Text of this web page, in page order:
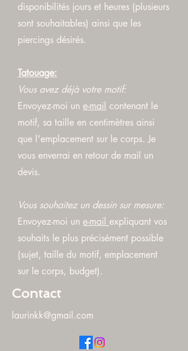
disponibilités jours et heures (plusieurs
sont souhaitables) ainsi que les
piercings désirés.
Tatouage:
Vous avez déjà votre motif:
Envoyez-moi un e-mail contenant le
motif, sa taille en centimètres ainsi
que l'emplacement sur le corps. Je
vous enverrai en retour de mail un
devis.
Vous souhaitez un dessin sur mesure:
Envoyez-moi un e-mail expliquant vos
souhaits le plus précisément possible
(sujet, taille du motif, emplacement
sur le corps, budget).
Contact
laurinkk@gmail.com